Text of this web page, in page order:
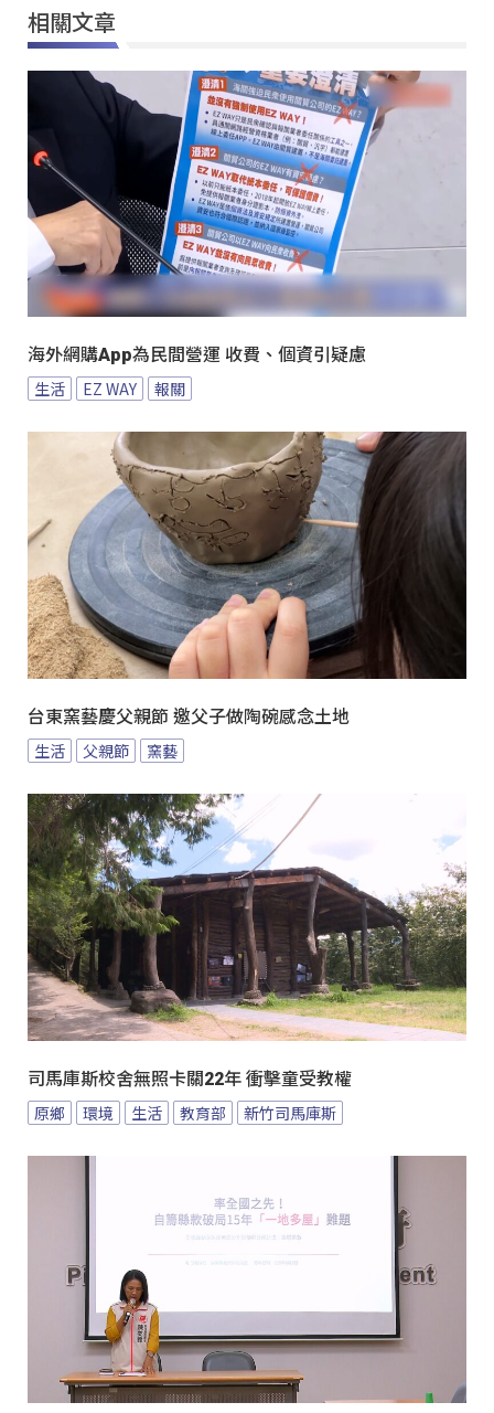
相關文章
海外網購App為民間營運 收費、個資引疑慮
生活 EZ WAY 報關
台東窯藝慶父親節 邀父子做陶碗感念土地
生活 父親節 窯藝
司馬庫斯校舍無照卡關22年 衝擊童受教權
原鄉 環境 生活 教育部 新竹司馬庫斯